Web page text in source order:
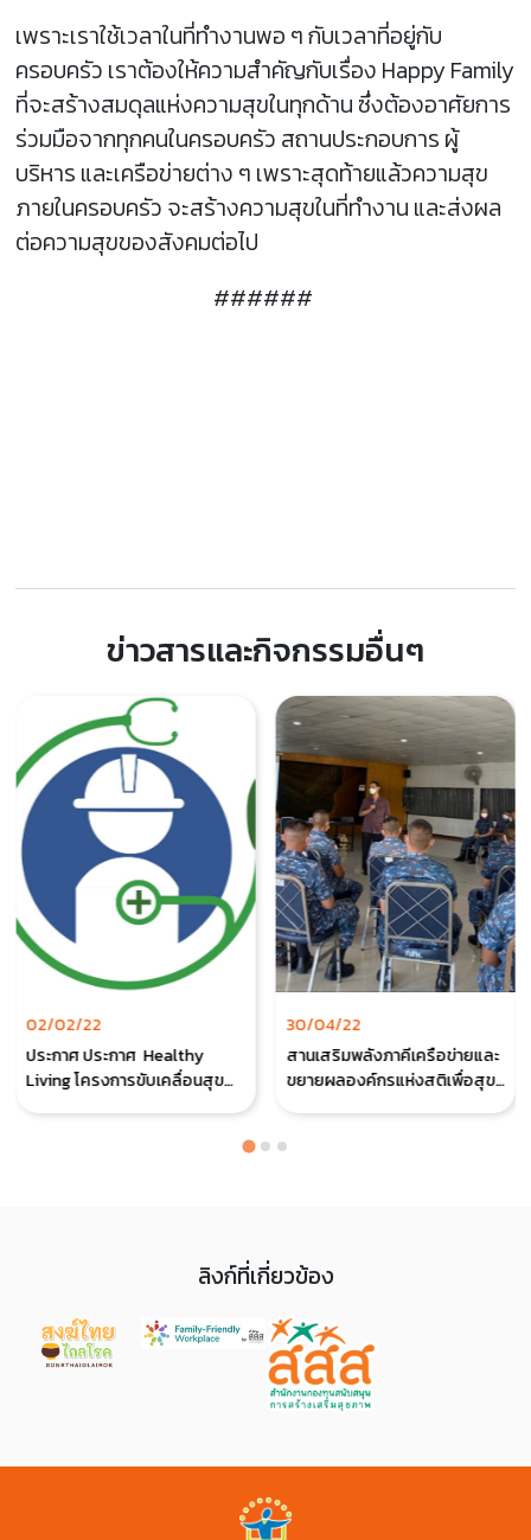
เพราะเราใช้เวลาในที่ทำงานพอ ๆ กับเวลาที่อยู่กับ
ครอบครัว เราต้องให้ความสำคัญกับเรื่อง Happy Family
ที่จะสร้างสมดุลแห่งความสุขในทุกด้าน ซึ่งต้องอาศัยการ
ร่วมมือจากทุกคนในครอบครัว สถานประกอบการ ผู้
บริหาร และเครือข่ายต่าง ๆ เพราะสุดท้ายแล้วความสุข
ภายในครอบครัว จะสร้างความสุขในที่ทำงาน และส่งผล
ต่อความสุขของสังคมต่อไป
######
ข่าวสารและกิจกรรมอื่นๆ
02/02/22
ประกาศ ประกาศ Healthy
Living โครงการขับเคลื่อนสุข
30/04/22
สานเสริมพลังภาคีเครือข่ายและ
ขยายผลองค์กรแห่งสติเพื่อสุข
ลิงก์ที่เกี่ยวข้อง